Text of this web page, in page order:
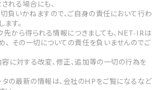
れる場合にも、
負いかねますので、ご自身の責任において行わ
ます。
先から得られる情報につきましても、NET-IRは
、 その一切についての責任を負いませんのでご
容に対する改変、修正、追加等の一切の行為を
の最新の情報は、会社のHPをご覧になるなど